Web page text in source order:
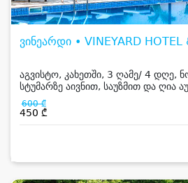
ვინეარდი • VINEYARD HOTEL
აგვისტო, კახეთში, 3 ღამე/ 4 დღე,
სტუმარზე აივნით, საუზმით და ღია
600 ₾
450 ₾